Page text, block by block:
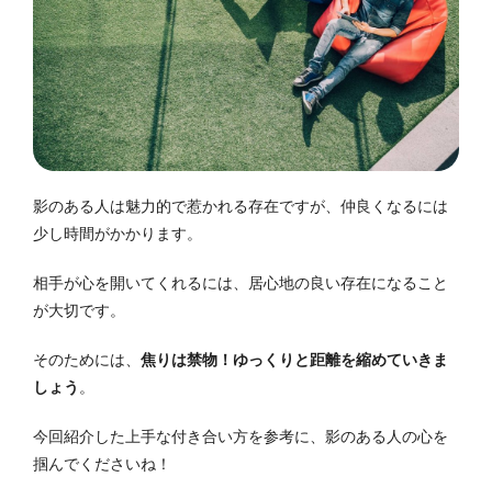
影のある人は魅力的で惹かれる存在ですが、仲良くなるには
少し時間がかかります。
相手が心を開いてくれるには、居心地の良い存在になること
が大切です。
そのためには、 焦りは禁物！ ゆっくりと距離を縮めていきま
しょう 。
今回紹介した上手な付き合い方を参考に、影のある人の心を
掴んでくださいね！